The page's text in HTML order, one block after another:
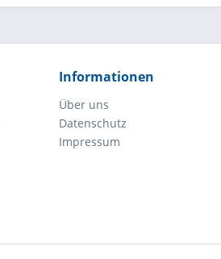
Informationen
Über uns
Datenschutz
Impressum